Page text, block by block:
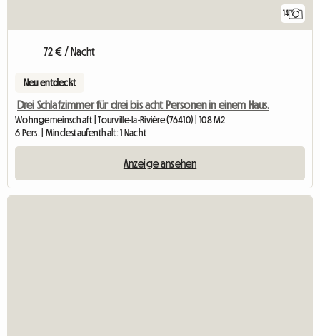
14
72 € / Nacht
Neu entdeckt
Drei Schlafzimmer für drei bis acht Personen in einem Haus.
Wohngemeinschaft | Tourville-la-Rivière (76410) | 108 M2
6 Pers. | Mindestaufenthalt: 1 Nacht
Anzeige ansehen